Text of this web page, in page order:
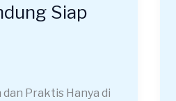
Siap
Praktis Hanya di